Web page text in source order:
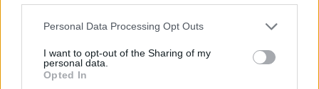
Please note that this website/app uses one or more Google
not limited to your visit or usage behaviour. You may click to
grant or deny consent to Google and its third-party tags to
use your data for below specified purposes in below Google
Personal Data Processing Opt Outs
I want to opt-out of the Sharing of my
personal data.
Opted In